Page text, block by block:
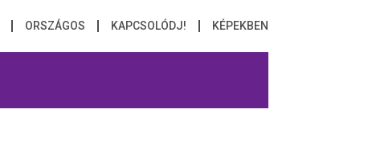
ORSZÁGOS KAPCSOLÓDJ! KÉPEKBEN